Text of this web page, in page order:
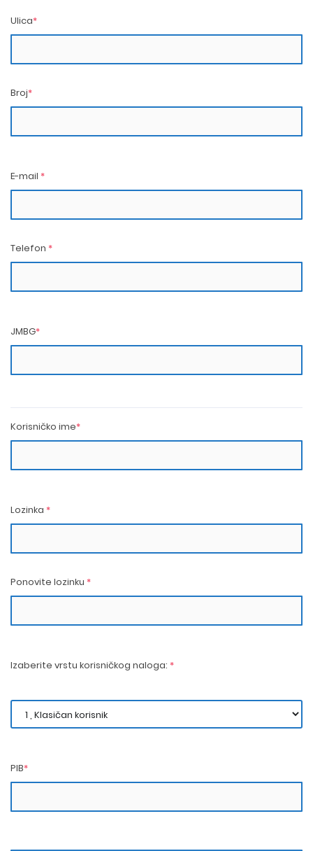
Ulica*
Broj*
E-mail *
Telefon *
JMBG*
Korisničko ime*
Lozinka *
Ponovite lozinku *
Izaberite vrstu korisničkog naloga: *
PIB*